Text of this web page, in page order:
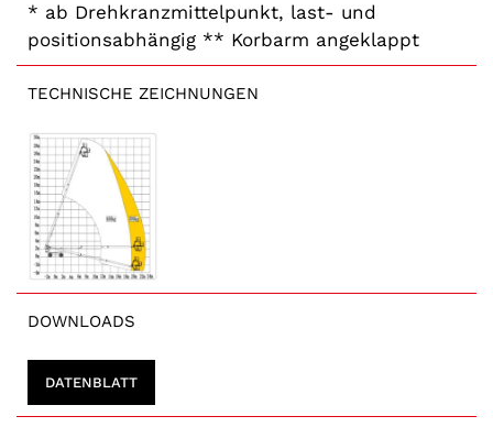
* ab Drehkranzmittelpunkt, last- und
positionsabhängig ** Korbarm angeklappt
TECHNISCHE ZEICHNUNGEN
DOWNLOADS
DATENBLATT